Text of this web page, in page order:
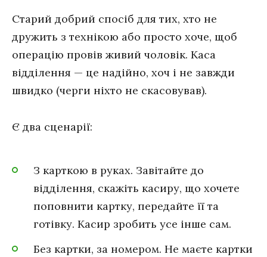
Старий добрий спосіб для тих, хто не
дружить з технікою або просто хоче, щоб
операцію провів живий чоловік. Каса
відділення — це надійно, хоч і не завжди
швидко (черги ніхто не скасовував).
Є два сценарії:
З карткою в руках. Завітайте до
відділення, скажіть касиру, що хочете
поповнити картку, передайте її та
готівку. Касир зробить усе інше сам.
Без картки, за номером. Не маєте картки